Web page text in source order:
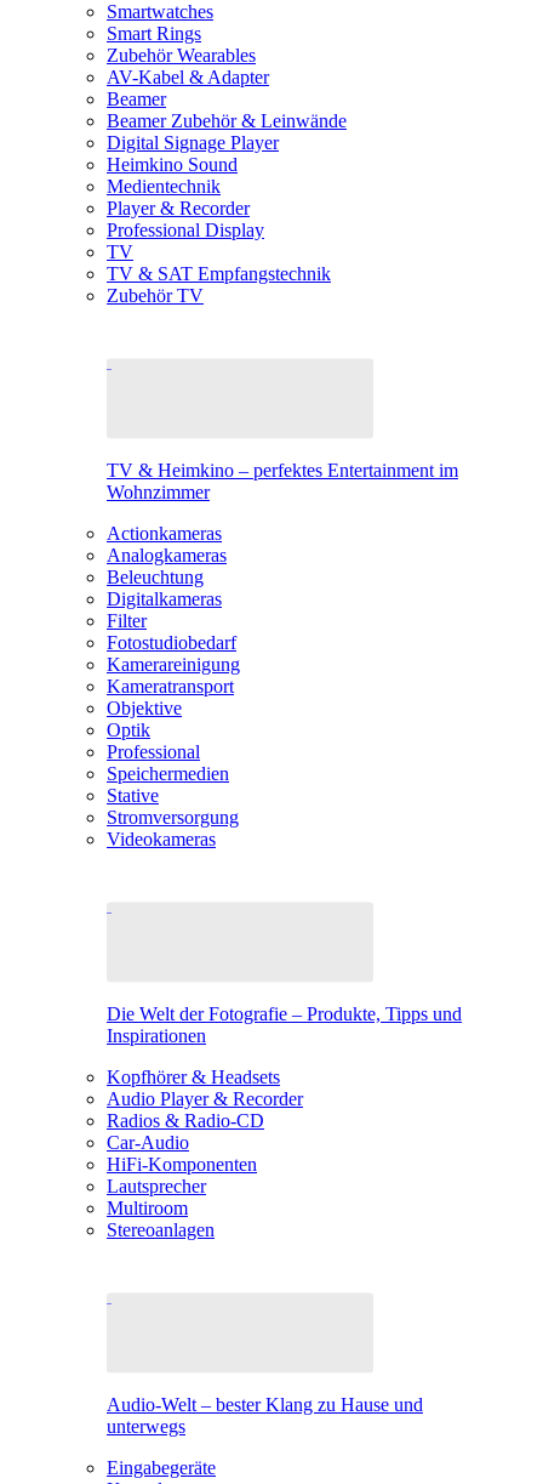
Smartwatches
Smart Rings
Zubehör Wearables
AV-Kabel & Adapter
Beamer
Beamer Zubehör & Leinwände
Digital Signage Player
Heimkino Sound
Medientechnik
Player & Recorder
Professional Display
TV
TV & SAT Empfangstechnik
Zubehör TV
TV & Heimkino – perfektes Entertainment im
Wohnzimmer
Actionkameras
Analogkameras
Beleuchtung
Digitalkameras
Filter
Fotostudiobedarf
Kamerareinigung
Kameratransport
Objektive
Optik
Professional
Speichermedien
Stative
Stromversorgung
Videokameras
Die Welt der Fotografie – Produkte, Tipps und
Inspirationen
Kopfhörer & Headsets
Audio Player & Recorder
Radios & Radio-CD
Car-Audio
HiFi-Komponenten
Lautsprecher
Multiroom
Stereoanlagen
Audio-Welt – bester Klang zu Hause und
unterwegs
Eingabegeräte